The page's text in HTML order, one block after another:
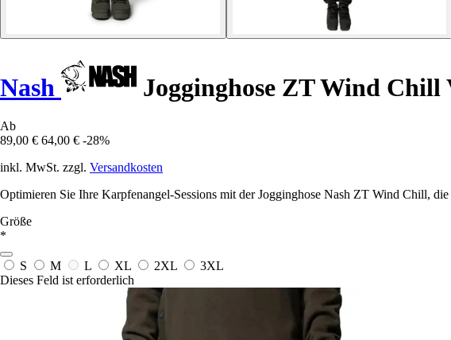
Nash Jogginghose ZT Wind Chill
Ab
89,00 € 64,00 € -28%
inkl. MwSt. zzgl. Versandkosten
Optimieren Sie Ihre Karpfenangel-Sessions mit der Jogginghose Nash ZT Wind Chill,
Größe
*
S M L XL 2XL
3XL
Dieses Feld ist erforderlich